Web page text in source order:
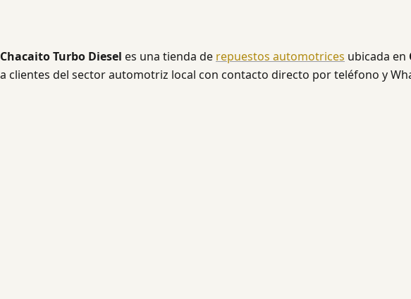
Chacaito Turbo Diesel es una tienda de repuestos automotrices ubicada en
a clientes del sector automotriz local con contacto directo por teléfono y